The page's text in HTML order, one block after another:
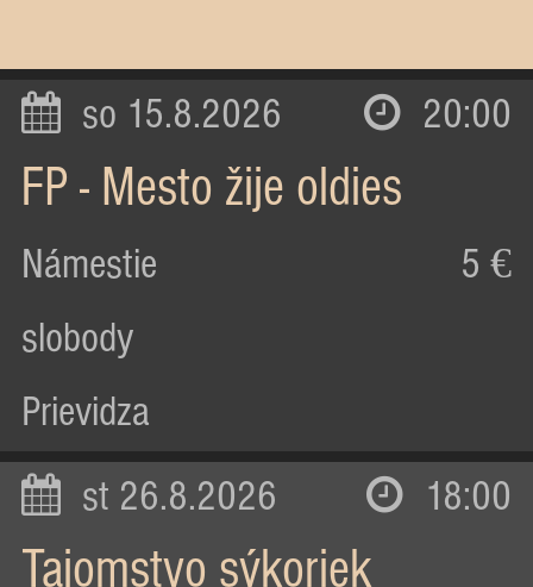
so 15.8.2026 20:00
FP - Mesto žije oldies
Námestie
slobody
Prievidza
5 €
st 26.8.2026 18:00
Tajomstvo sýkoriek